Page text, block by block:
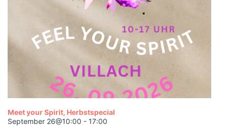
Meet your Spirit, Herbstspecial
September 26@10:00 - 17:00